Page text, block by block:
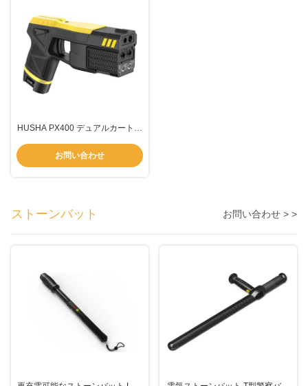
HUSHA PX400 デュアルカートリ
耐性と法執行機関向けの IPX5 防
水機能を備えています
お問い合わせ
ストーンバット お問い合わせ > >